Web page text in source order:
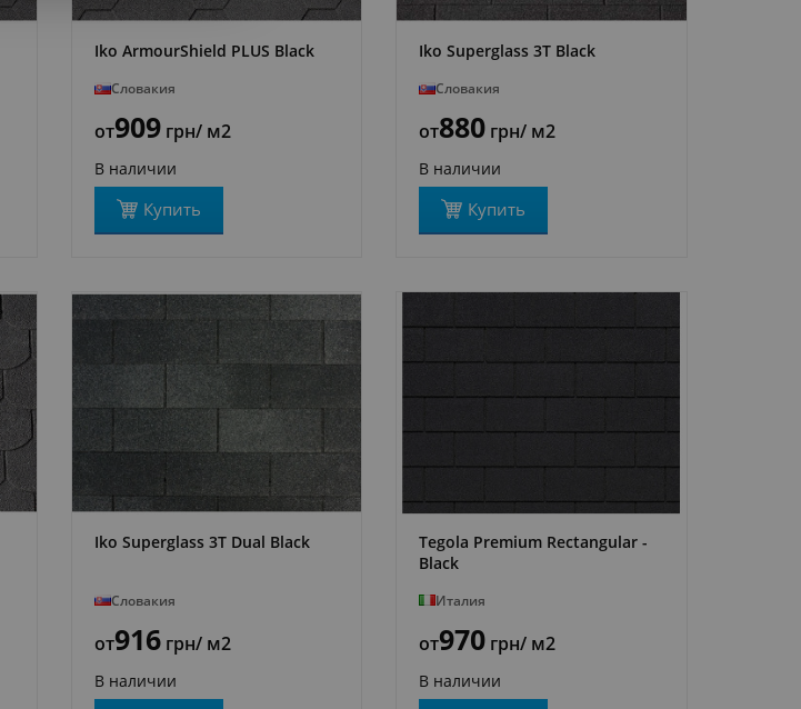
ПОДРОБНЕЕ
Iko ArmourShield PLUS Black
Словакия
от909грн/ м2
В наличии
Купить
ПОДРОБНЕЕ
Iko Superglass 3T Black
Словакия
от880 грн/ м2
В наличии
Купить
ПОДРОБНЕЕ
Iko Superglass 3T Dual Black
Словакия
от916грн/ м2
В наличии
ПОДРОБНЕЕ
Tegola Premium Rectangular -
Black
Италия
от970 грн/ м2
В наличии